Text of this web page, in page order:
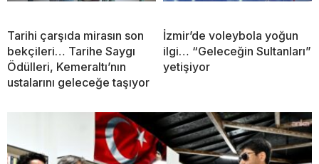
Tarihi çarşıda mirasın son
bekçileri… Tarihe Saygı
Ödülleri, Kemeraltı’nın
ustalarını geleceğe taşıyor
İzmir’de voleybola yoğun
ilgi… “Geleceğin Sultanları”
yetişiyor